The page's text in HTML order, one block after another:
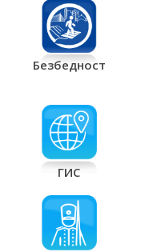
Безбедност
ГИС